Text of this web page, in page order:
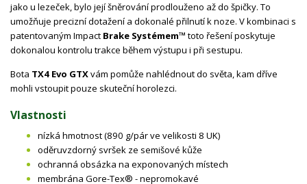
jako u lezeček, bylo její šněrování prodlouženo až do špičky. To
umožňuje precizní dotažení a dokonalé přilnutí k noze. V kombinaci s
patentovaným Impact Brake Systémem™ toto řešení poskytuje
dokonalou kontrolu trakce během výstupu i při sestupu.
Bota TX4 Evo GTXvám pomůže nahlédnout do světa, kam dříve
mohli vstoupit pouze skuteční horolezci.
Vlastnosti
nízká hmotnost (890 g/pár ve velikosti 8 UK)
oděruvzdorný svršek ze semišové kůže
ochranná obsázka na exponovaných místech
membrána Gore-Tex® - nepromokavé